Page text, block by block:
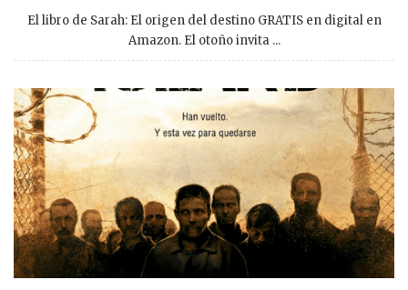
El libro de Sarah: El origen del destino GRATIS en digital en
Amazon. El otoño invita ...